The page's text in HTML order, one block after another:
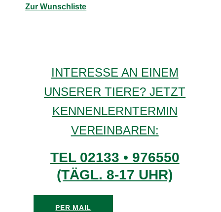
Zur Wunschliste
INTERESSE AN EINEM
UNSERER TIERE? JETZT
KENNENLERNTERMIN
VEREINBAREN:
TEL 02133 • 976550
(TÄGL. 8-17 UHR)
PER MAIL